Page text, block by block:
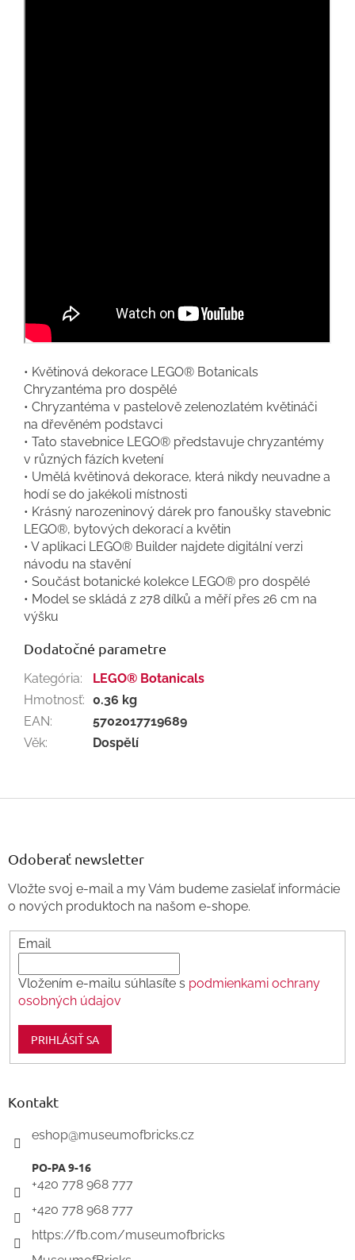
• Květinová dekorace LEGO® Botanicals
Chryzantéma pro dospělé
• Chryzantéma v pastelově zelenozlatém květináči
na dřevěném podstavci
• Tato stavebnice LEGO® představuje chryzantémy
v různých fázích kvetení
• Umělá květinová dekorace, která nikdy neuvadne a
hodí se do jakékoli místnosti
• Krásný narozeninový dárek pro fanoušky stavebnic
LEGO®, bytových dekorací a květin
• V aplikaci LEGO® Builder najdete digitální verzi
návodu na stavění
• Součást botanické kolekce LEGO® pro dospělé
• Model se skládá z 278 dílků a měří přes 26 cm na
výšku
Dodatočné parametre
Kategória:
LEGO® Botanicals
Hmotnosť: 0.36 kg
EAN:
5702017719689
Věk: Dospělí
Z
Odoberať newsletter
Vložte svoj e-mail a my Vám budeme zasielať informácie
o nových produktoch na našom e-shope.
Email
Vložením e-mailu súhlasíte s podmienkami ochrany
osobných údajov
PRIHLÁSIŤ SA
Kontakt
eshop@museumofbricks.cz
+420 778 968 777
+420 778 968 777
https://fb.com/museumofbricks